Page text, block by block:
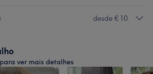
desde € 10
ver mais detalhes